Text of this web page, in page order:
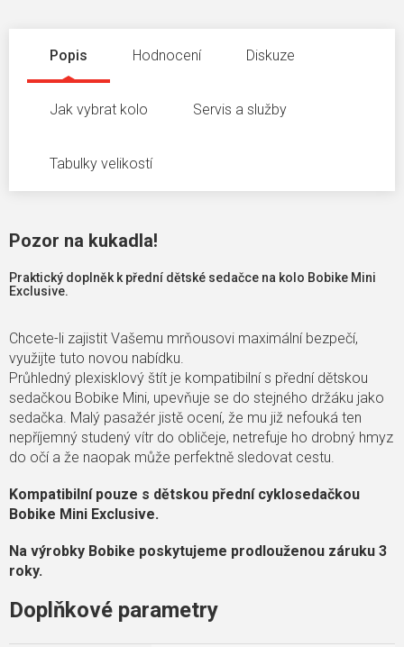
Popis Hodnocení Diskuze
Jak vybrat kolo Servis a služby
Tabulky velikostí
Pozor na kukadla!
Praktický doplněk k přední dětské sedačce na kolo Bobike Mini
Exclusive.
Chcete-li zajistit Vašemu mrňousovi maximální bezpečí,
využijte tuto novou nabídku.
Průhledný plexisklový štít je kompatibilní s přední dětskou
sedačkou Bobike Mini, upevňuje se do stejného držáku jako
sedačka. Malý pasažér jistě ocení, že mu již nefouká ten
nepříjemný studený vítr do obličeje, netrefuje ho drobný hmyz
do očí a že naopak může perfektně sledovat cestu.
Kompatibilní pouze s dětskou přední cyklosedačkou
Bobike Mini Exclusive.
Na výrobky Bobike poskytujeme prodlouženou záruku 3
roky.
Doplňkové parametry